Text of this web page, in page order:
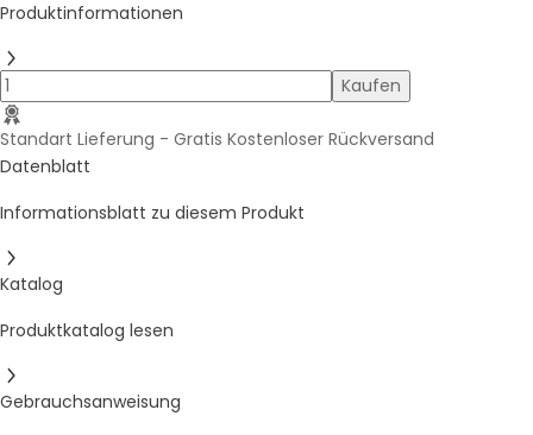
Produktinformationen
Standart Lieferung - Gratis Kostenloser Rückversand
Datenblatt
Informationsblatt zu diesem Produkt
Katalog
Produktkatalog lesen
Gebrauchsanweisung